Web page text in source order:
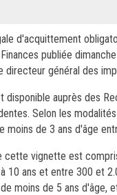
d'acquittement
publiée
directeur général des
disponible auprès des
Selon les
moins de 3 ans d'âge
cette vignette est
10 ans et entre 300 et
moins de 5 ans d'âge,